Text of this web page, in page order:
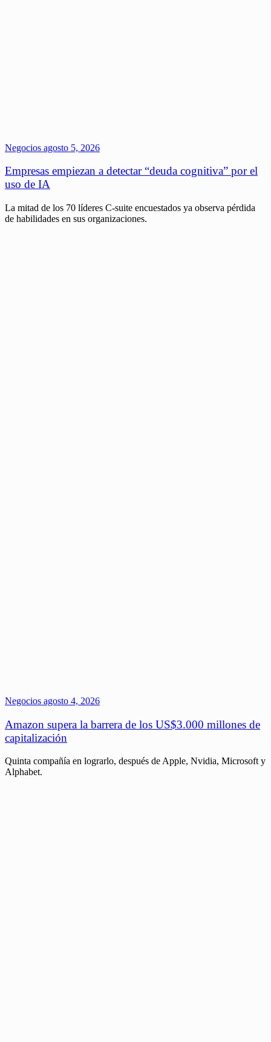
Negocios agosto 5, 2026
Empresas empiezan a detectar “deuda cognitiva” por el
uso de IA
La mitad de los 70 líderes C-suite encuestados ya observa pérdida
de habilidades en sus organizaciones.
Negocios agosto 4, 2026
Amazon supera la barrera de los US$3.000 millones de
capitalización
Quinta compañía en lograrlo, después de Apple, Nvidia, Microsoft y
Alphabet.